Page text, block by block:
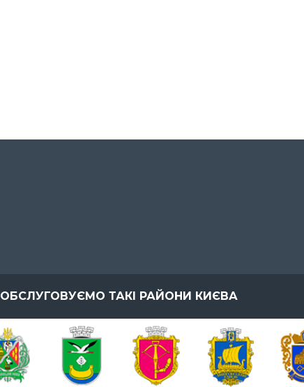
ОБСЛУГОВУЄМО ТАКІ РАЙОНИ КИЄВА